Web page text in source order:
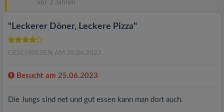
vor 3 Jahren
"Leckerer Döner, Leckere Pizza"
GESCHRIEBEN AM 25.06.2023
Besucht am 25.06.2023
Die Jungs sind net und gut essen kann man dort auch.